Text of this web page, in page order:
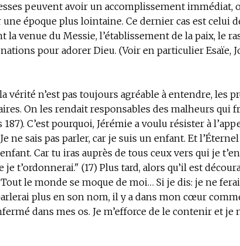
peuvent avoir un accomplissement immédiat,
époque plus lointaine. Ce dernier cas est celui
la venue du Messie, l’établissement de la paix, le
pour adorer Dieu. (Voir en particulier Esaïe,
vérité n’est pas toujours agréable à entendre, les
On les rendait responsables des malheurs qui
187). C’est pourquoi, Jérémie a voulu résister à
ne sais pas parler, car je suis un enfant. Et
Car tu iras auprès de tous ceux vers qui je
je t’ordonnerai." (17) Plus tard, alors qu’il est
le monde se moque de moi… Si je dis: je ne
plus en son nom, il y a dans mon cœur
dans mes os. Je m’efforce de le contenir et je